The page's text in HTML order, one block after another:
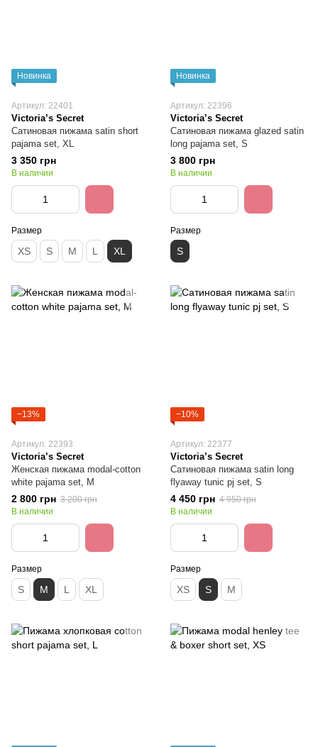
Новинка
Артикул: 22401
Victoria’s Secret
Сатиновая пижама satin short
pajama set, XL
3 350 грн
В наличии
Размер
XS S M L XL
Новинка
Артикул: 22396
Victoria’s Secret
Сатиновая пижама glazed satin
long pajama set, S
3 800 грн
В наличии
Размер
S
−13%
Артикул: 22393
Victoria’s Secret
Женская пижама modal-cotton
white pajama set, M
2 800 грн 3 200 грн
В наличии
Размер
S M L XL
−10%
Артикул: 22377
Victoria’s Secret
Сатиновая пижама satin long
flyaway tunic pj set, S
4 450 грн 4 950 грн
В наличии
Размер
XS S M